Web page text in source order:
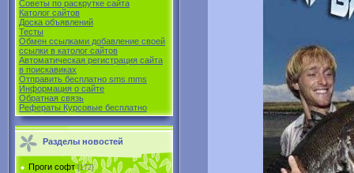
Советы по раскрутке сайта
Католог сайтов
Доска объявлений
Тесты
Обмен ссылками добавление своей
ссылки в католог сайтов
Автоматическая регистрация сайта
в поиcкавиках
Отправить бесплатно sms mms
Информация о сайте
Обратная связь
Рефераты Курсовые бесплатно
Разделы новостей
Проги софт [172]